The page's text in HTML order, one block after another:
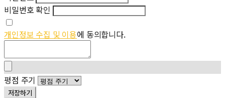
비밀번호 확인
개인정보 수집 및 이용에 동의합니다.
평점 주기
저장하기